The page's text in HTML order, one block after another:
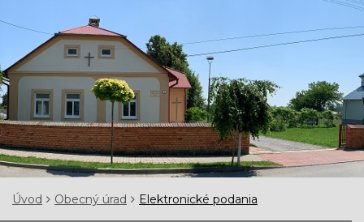
Úvod Obecný úrad Elektronické podania